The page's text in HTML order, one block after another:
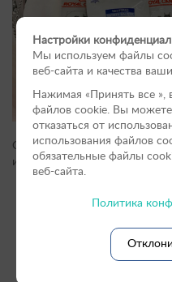
О том, где и как приобрести
инстаграм@koshki_orlovoiи
Услуги и цены
Настройки
Мы используем файлы
веб-сайта и качества
Нажимая «Принять вce »,
файлов cookie. Вы
отказаться от
использования файлов
обязательные файлы
веб-сайта.
Политика